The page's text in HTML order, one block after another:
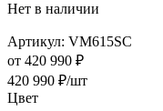
Нет в наличии
Артикул: VM615SC
от 420 990 ₽
420 990 ₽/шт
Цвет